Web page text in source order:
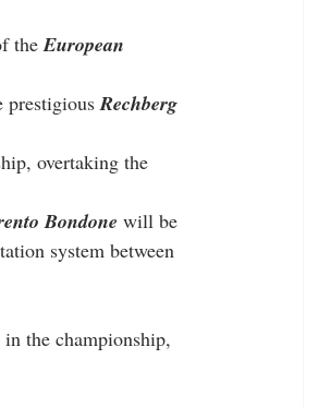
the European
prestigious Rechberg
overtaking the
Bondone will be
system between
the championship,